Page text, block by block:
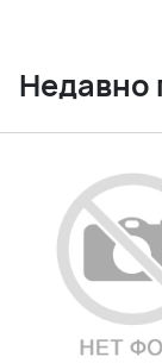
Недавно